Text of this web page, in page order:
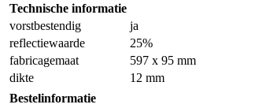
Technische informatie
vorstbestendig
ja
reflectiewaarde
25%
fabricagemaat
597 x 95 mm
dikte
12 mm
Bestelinformatie